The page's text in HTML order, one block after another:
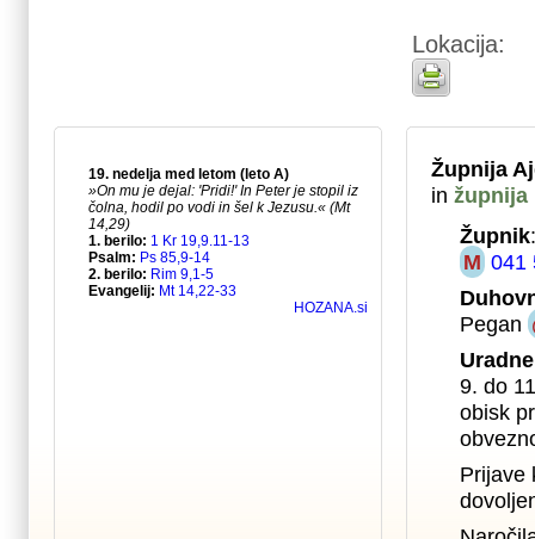
Lokacija:
Župnija
in župnija
Župnik
M 041
Pegan
9. do
obisk
Prijave